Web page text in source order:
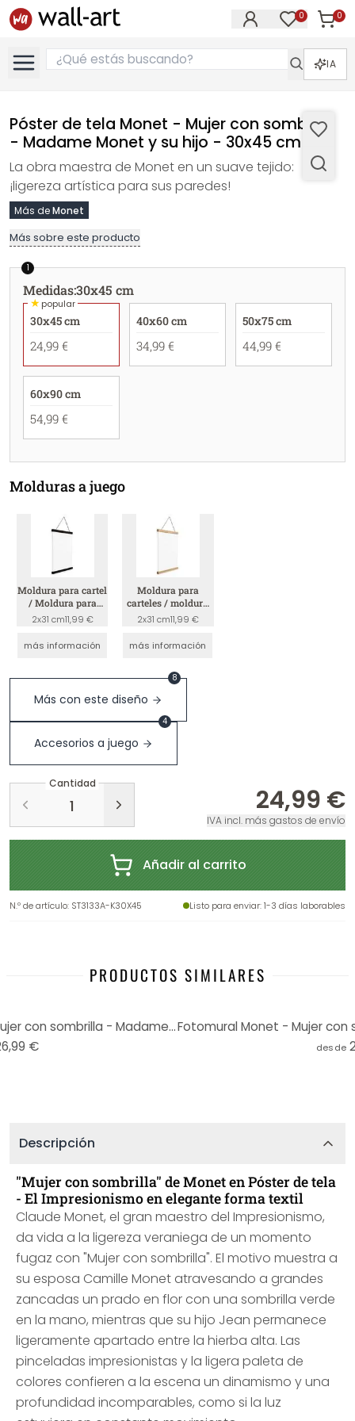
0 0
IA
Póster de tela Monet - Mujer con sombrilla
- Madame Monet y su hijo - 30x45 cm
La obra maestra de Monet en un suave tejido:
¡ligereza artística para sus paredes!
Más deMonet
Más sobre este producto
1
Medidas:30x45 cm
★popular
30x45 cm
24,99 €
40x60 cm
34,99 €
50x75 cm
44,99 €
60x90 cm
54,99 €
Molduras a juego
Moldura para cartel
/ Moldura para
cuadro - Negro
2x31 cm11,99 €
más información
Moldura para
carteles / moldura
para cuadros -
madera
2x31 cm11,99 €
más información
Más con este diseño
8
Accesorios a juego
4
Cantidad
24,99 €
IVA incl. más gastos de envío
Añadir al carrito
N.º de artículo: ST3133A-K30X45 Listo para enviar: 1-3 días laborables
PRODUCTOS SIMILARES
Cuadro de madera Monet - Mujer con sombrilla - Madame Monet y su hijo - Redondo
€
desde
Descripción
"Mujer con sombrilla" de Monet en Póster de tela
- El Impresionismo en elegante forma textil
Claude Monet, el gran maestro del Impresionismo,
da vida a la ligereza veraniega de un momento
fugaz con "Mujer con sombrilla". El motivo muestra a
su esposa Camille Monet atravesando a grandes
zancadas un prado en flor con una sombrilla verde
en la mano, mientras que su hijo Jean permanece
ligeramente apartado entre la hierba alta. Las
pinceladas impresionistas y la ligera paleta de
colores confieren a la escena un dinamismo y una
profundidad incomparables, como si la luz